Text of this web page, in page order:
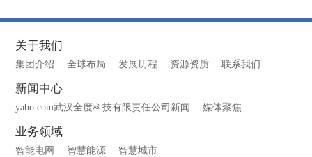
关于我们
集团介绍 全球布局 发展历程 资源资质 联系我们
新闻中心
yabo.com武汉全度科技有限责任公司新闻 媒体聚焦
业务领域
智能电网 智慧能源 智慧城市